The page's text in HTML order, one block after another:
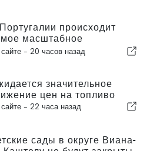
происходит
масштабное
затмение столетия
- 20 часов назад
значительное
цен на топливо
- 22 часа назад
сады в округе Виана-